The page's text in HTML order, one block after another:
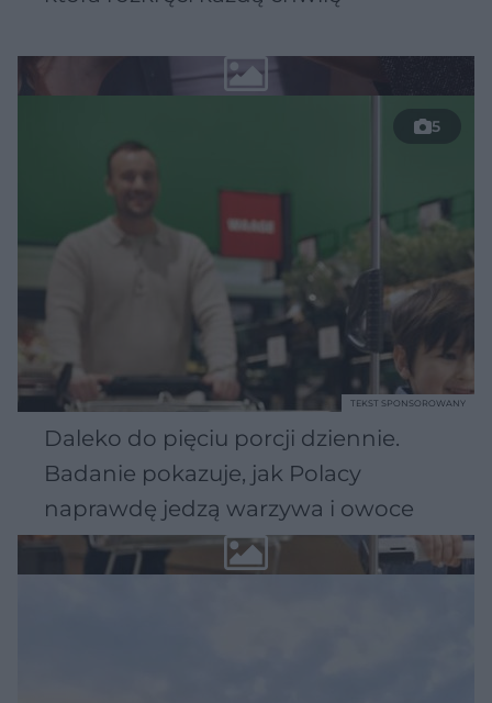
5
Daleko do pięciu porcji dziennie.
Badanie pokazuje, jak Polacy
naprawdę jedzą warzywa i owoce
TEKST SPONSOROWANY